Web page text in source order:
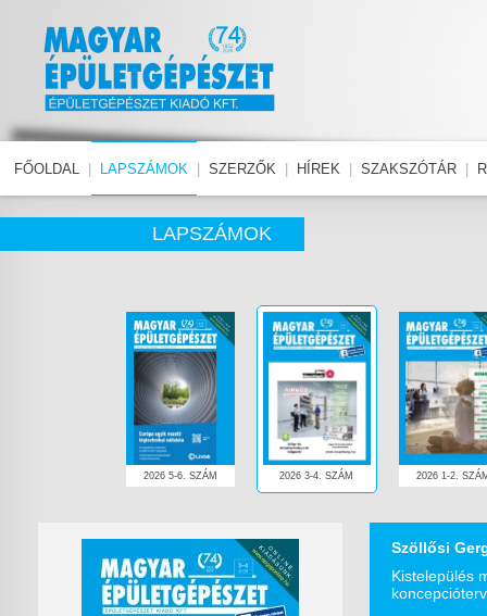
FŐOLDAL LAPSZÁMOK SZERZŐK HÍREK SZAKSZÓTÁR
LAPSZÁMOK
2026 5-6. SZÁM 2026 3-4. SZÁM 2026 1-2.
Szöllősi
Kistelepülés